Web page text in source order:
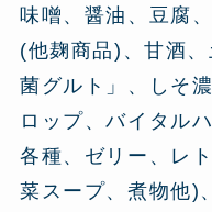
味噌、醤油、豆腐
(他麹商品)、甘酒
菌グルト」、しそ
ロップ、バイタル
各種、ゼリー、レ
菜スープ、煮物他)